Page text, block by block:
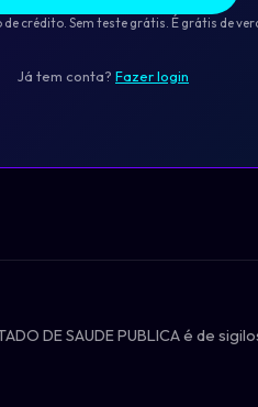
de crédito. Sem teste grátis. É grátis de
Já tem conta? Fazer login
DE SAUDE PUBLICA é de